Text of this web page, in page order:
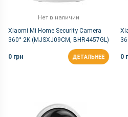
Нет в наличии
Xiaomi Mi Home Security Camera
360° 2K (MJSXJ09CM, BHR4457GL)
0 грн ДЕТАЛЬНЕЕ 0